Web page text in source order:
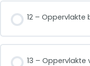
12 – Oppervlakte
13 – Oppervlakte